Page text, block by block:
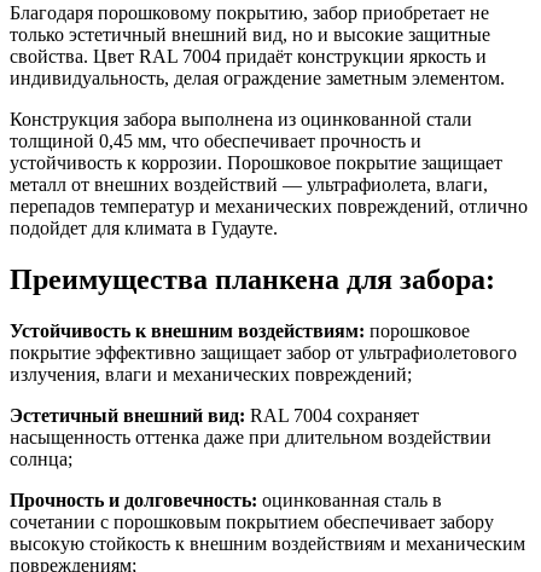
Благодаря порошковому покрытию, забор приобретает не
только эстетичный внешний вид, но и высокие защитные
свойства. Цвет RAL 7004 придаёт конструкции яркость и
индивидуальность, делая ограждение заметным элементом.
Конструкция забора выполнена из оцинкованной стали
толщиной 0,45 мм, что обеспечивает прочность и
устойчивость к коррозии. Порошковое покрытие защищает
металл от внешних воздействий — ультрафиолета, влаги,
перепадов температур и механических повреждений, отлично
подойдет для климата в Гудауте.
Преимущества планкена для забора:
Устойчивость к внешним воздействиям: порошковое
покрытие эффективно защищает забор от ультрафиолетового
излучения, влаги и механических повреждений;
Эстетичный внешний вид: RAL 7004 сохраняет
насыщенность оттенка даже при длительном воздействии
солнца;
Прочность и долговечность: оцинкованная сталь в
сочетании с порошковым покрытием обеспечивает забору
высокую стойкость к внешним воздействиям и механическим
повреждениям;